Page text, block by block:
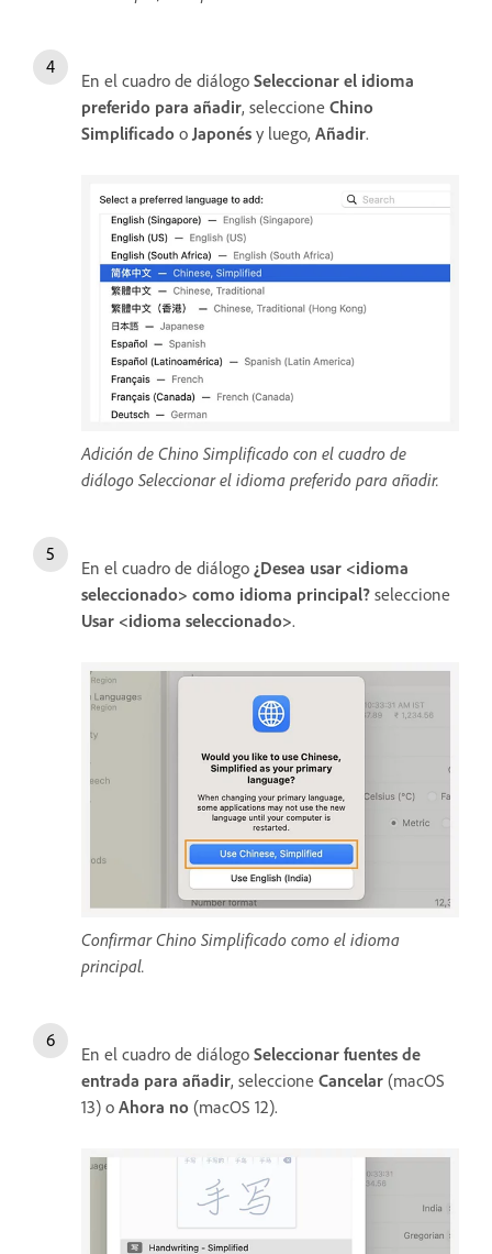
En el cuadro de diálogo Seleccionar el idioma
preferido para añadir, seleccione Chino
Simplificado oJaponés y luego, Añadir.
Adición de Chino Simplificado con el cuadro de
diálogo Seleccionar el idioma preferido para añadir.
En el cuadro de diálogo ¿Desea usar <idioma
seleccionado> como idioma principal? seleccione
Usar <idioma seleccionado>.
Confirmar Chino Simplificado como el idioma
principal.
En el cuadro de diálogo Seleccionar fuentes de
entrada para añadir, seleccione Cancelar (macOS
13) o Ahora no (macOS 12).